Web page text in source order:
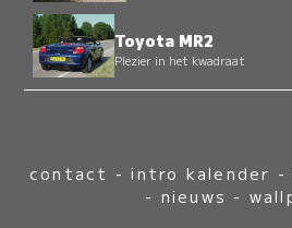
Toyota MR2
Plezier in het kwadraat
contact -intro kalender
- nieuws -